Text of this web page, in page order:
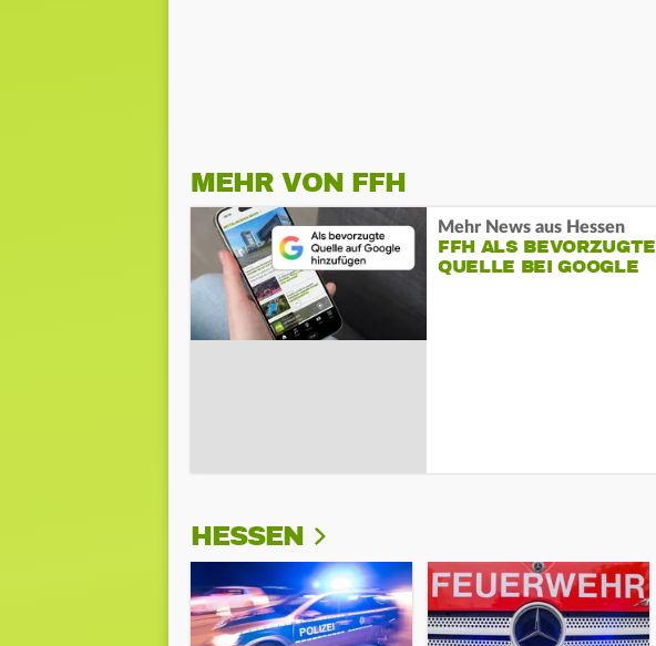
MEHR VON FFH
Mehr News aus Hessen
FFH ALS BEVORZUGTE
QUELLE BEI GOOGLE
HESSEN